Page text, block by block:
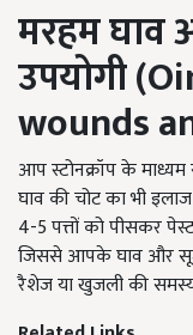
मरहम
उपयोगी (
wounds
आप स्टोनक्रॉप के माध्यम
घाव की चोट का भी
4-5 पत्तों को पीसकर
जिससे आपके घाव और
रैशेज या खुजली की